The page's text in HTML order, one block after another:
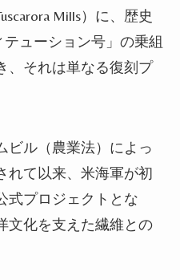
Mills）に、歴史
テューション号」の乗組
、それは単なる復刻プ
ビル（農業法）によっ
れて以来、米海軍が初
式プロジェクトとな
文化を支えた繊維との